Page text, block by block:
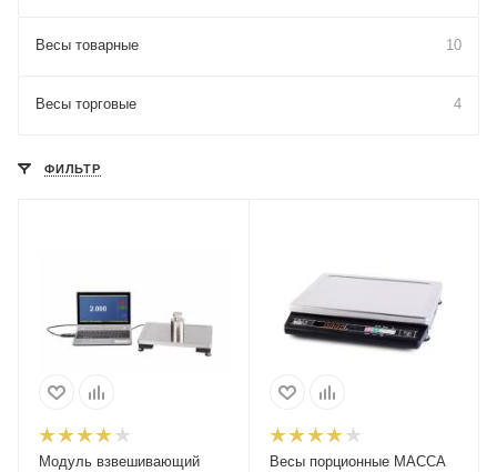
Весы товарные 10
Весы торговые 4
ФИЛЬТР
Модуль взвешивающий
Весы порционные МАССА